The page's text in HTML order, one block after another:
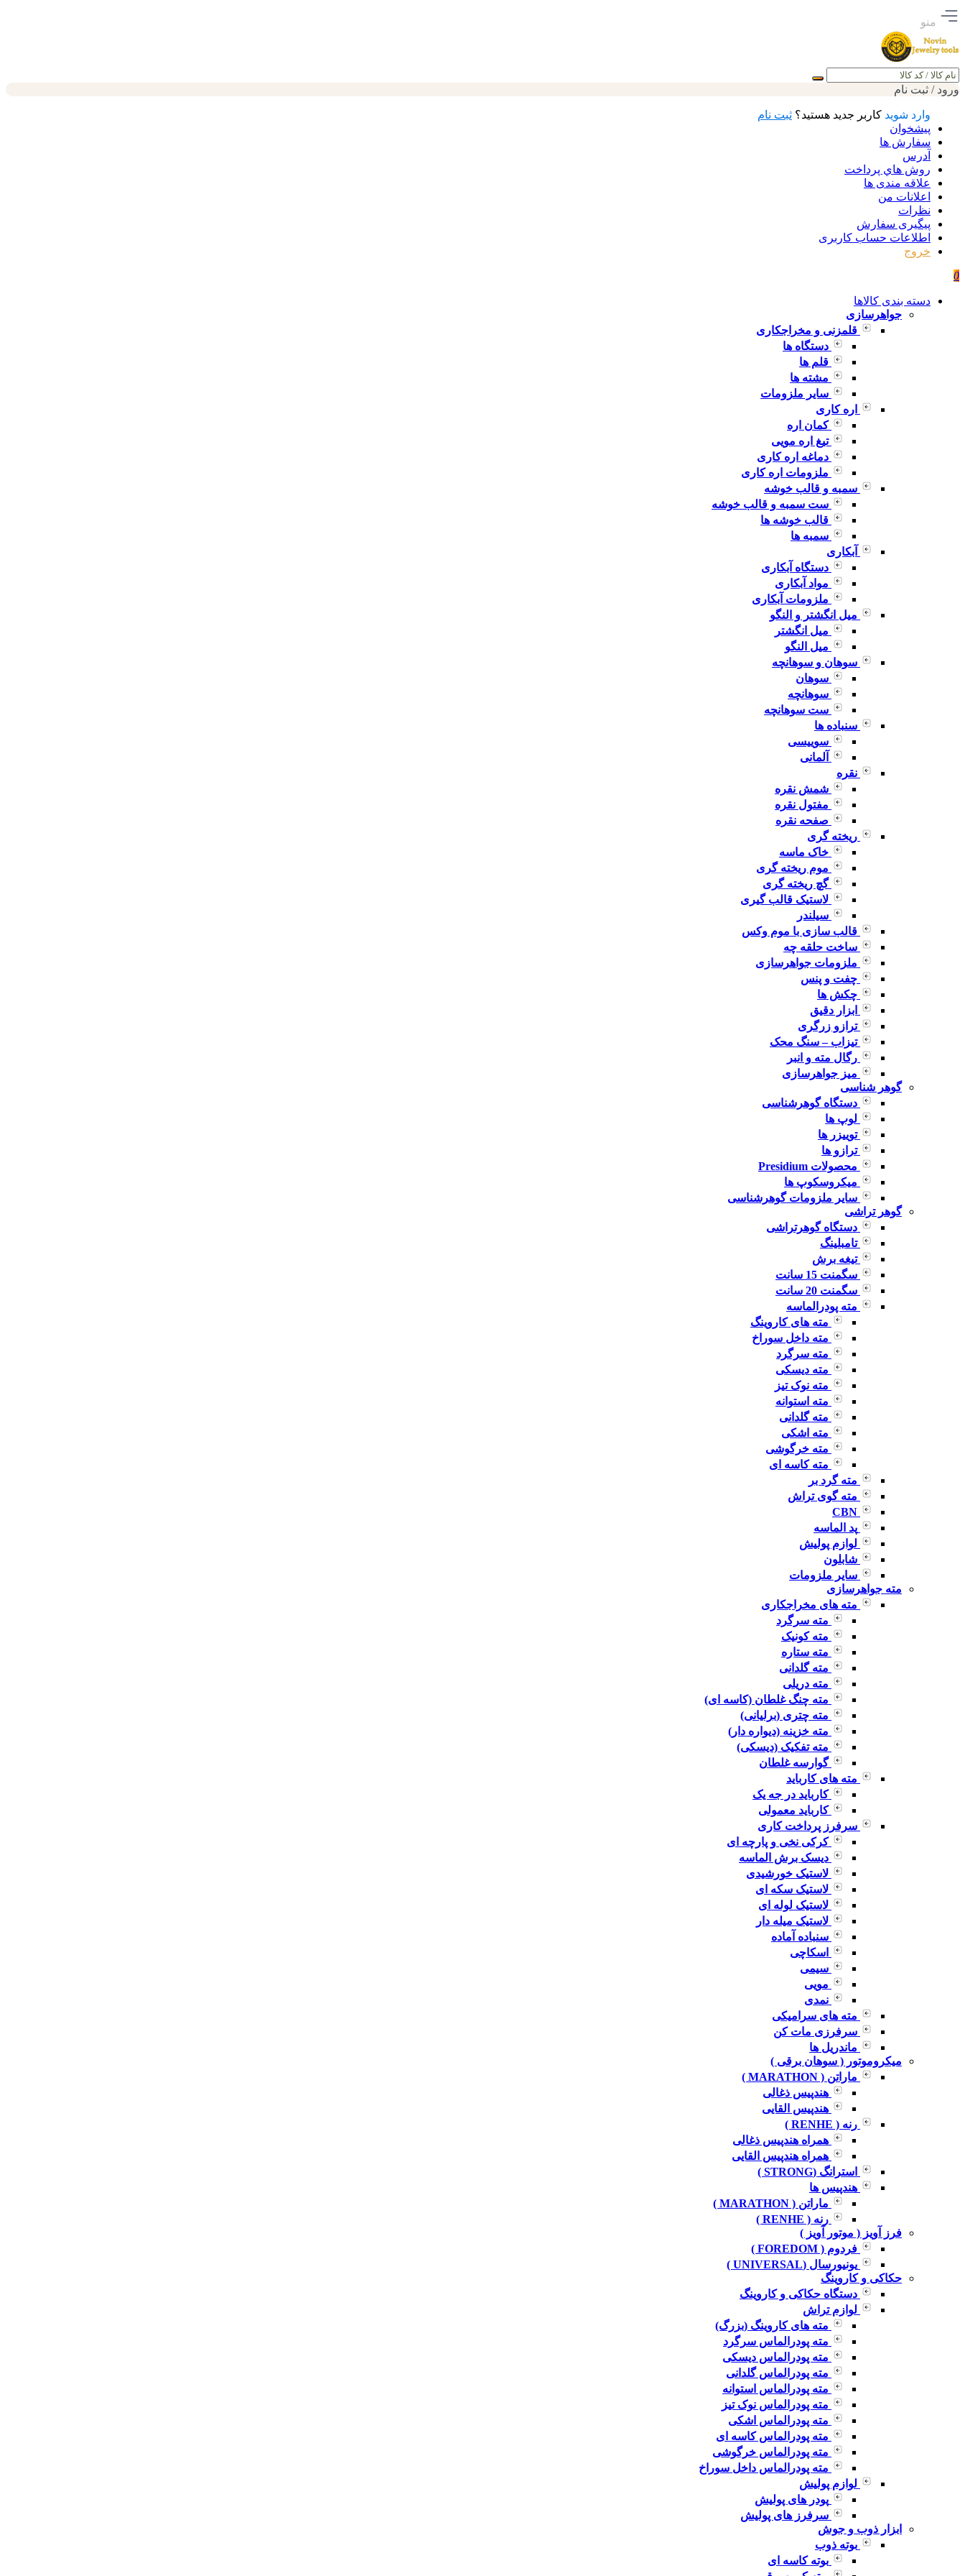
منو
جستجو
ورود / ثبت نام
وارد شوید کاربر جدید هستید؟ ثبت نام
پیشخوان
سفارش ها
آدرس
روش هاي پرداخت
علاقه مندی ها
اعلانات من
نظرات
پیگیری سفارش
اطلاعات حساب كاربری
خروج
0
دسته بندی کالاها
جواهرسازی
قلمزنی و مخراجکاری
دستگاه ها
قلم ها
مشته ها
سایر ملزومات
اره کاری
کمان اره
تیغ اره مویی
دماغه اره کاری
ملزومات اره کاری
سمبه و قالب خوشه
ست سمبه و قالب خوشه
قالب خوشه ها
سمبه ها
آبکاری
دستگاه آبکاری
مواد آبکاری
ملزومات آبکاری
میل انگشتر و النگو
میل انگشتر
میل النگو
سوهان و سوهانچه
سوهان
سوهانچه
ست سوهانچه
سنباده ها
سوییسی
آلمانی
نقره
شمش نقره
مفتول نقره
صفحه نقره
ریخته گری
خاک ماسه
موم ریخته گری
گچ ریخته گری
لاستیک قالب گیری
سیلندر
قالب سازی با موم وکس
ساخت حلقه چه
ملزومات جواهرسازی
چفت و پنس
چکش ها
ابزار دقیق
ترازو زرگری
تیزاب – سنگ محک
رگال مته و انبر
میز جواهرسازی
گوهر شناسی
دستگاه گوهرشناسی
لوپ ها
توییزر ها
ترازو ها
محصولات Presidium
میکروسکوپ ها
سایر ملزومات گوهرشناسی
گوهر تراشی
دستگاه گوهرتراشی
تامبلینگ
تیغه برش
سگمنت 15 سانت
سگمنت 20 سانت
مته پودرالماسه
مته های کاروینگ
مته داخل سوراخ
مته سرگرد
مته دیسکی
مته نوک تیز
مته استوانه
مته گلدانی
مته اشکی
مته خرگوشی
مته کاسه ای
مته گرد بر
مته گوی تراش
CBN
پد الماسه
لوازم پولیش
شابلون
سایر ملزومات
مته جواهرسازی
مته های مخراجکاری
مته سرگرد
مته کونیک
مته ستاره
مته گلدانی
مته دریلی
مته چنگ غلطان (کاسه ای)
مته چتری (برلیانی)
مته خزینه (دیواره دار)
مته تفکیک (دیسکی)
گوارسه غلطان
مته های کارباید
کارباید در جه یک
کارباید معمولی
سرفرز پرداخت کاری
کرکی نخی و پارچه ای
دیسک برش الماسه
لاستیک خورشیدی
لاستیک سکه ای
لاستیک لوله ای
لاستیک میله دار
سنباده آماده
اسکاچی
سیمی
مویی
نمدی
مته های سرامیکی
سرفرزی مات کن
ماندریل ها
میکروموتور ( سوهان برقی )
ماراتن ( MARATHON )
هندپیس ذغالی
هندپیس القایی
رنه ( RENHE )
همراه هندپیس ذغالی
همراه هندپیس القایی
استرانگ (STRONG )
هندپیس ها
ماراتن ( MARATHON )
رنه ( RENHE )
فرز آویز ( موتور آویز )
فردوم ( FOREDOM )
یونیورسال (UNIVERSAL )
حکاکی و کاروینگ
دستگاه حکاکی و کاروینگ
لوازم تراش
مته های کاروینگ (بزرگ)
مته پودرالماس سرگرد
مته پودرالماس دیسکی
مته پودرالماس گلدانی
مته پودرالماس استوانه
مته پودرالماس نوک تیز
مته پودرالماس اشکی
مته پودرالماس کاسه ای
مته پودرالماس خرگوشی
مته پودرالماس داخل سوراخ
لوازم پولیش
پودر های پولیش
سرفرز های پولیش
ابزار ذوب و جوش
بوته ذوب
بوته کاسه ای